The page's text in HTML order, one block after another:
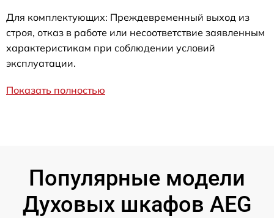
Для комплектующих: Преждевременный выход из
строя, отказ в работе или несоответствие заявленным
характеристикам при соблюдении условий
эксплуатации.
Показать полностью
Популярные модели
Духовых шкафов AEG